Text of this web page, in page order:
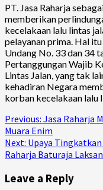
PT. Jasa Raharja
memberikan
kecelakaan lalu lintas
pelayanan prima. Hal
Undang No. 33 dan 34
Pertanggungan Wajib
Lintas Jalan, yang tak
kehadiran Negara
korban kecelakaan lalu
Continue
Reading
Previous: Jasa Raharja
Muara Enim
Next: Upaya
Raharja Baturaja
Leave a Reply